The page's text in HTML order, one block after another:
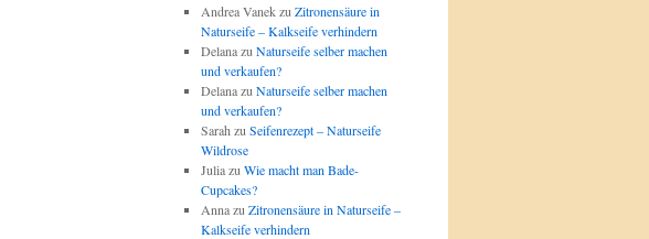
Andrea Vanekzu Zitronensäure in
Naturseife – Kalkseife verhindern
Delanazu Naturseife selber machen
und verkaufen?
Delanazu Naturseife selber machen
und verkaufen?
Sarah zu Seifenrezept – Naturseife
Wildrose
Juliazu Wie macht man Bade-
Cupcakes?
Annazu Zitronensäure in Naturseife –
Kalkseife verhindern